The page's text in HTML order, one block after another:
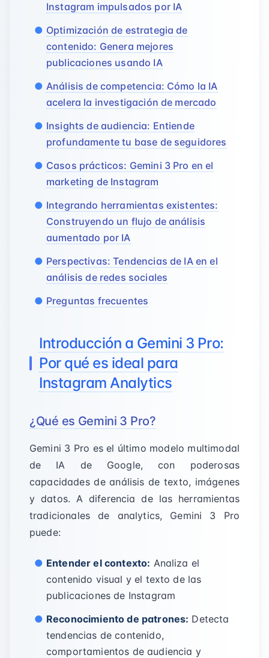
Instagram impulsados por IA
Optimización de estrategia de
contenido: Genera mejores
publicaciones usando IA
Análisis de competencia: Cómo la IA
acelera la investigación de mercado
Insights de audiencia: Entiende
profundamente tu base de seguidores
Casos prácticos: Gemini 3 Pro en el
marketing de Instagram
Integrando herramientas existentes:
Construyendo un flujo de análisis
aumentado por IA
Perspectivas: Tendencias de IA en el
análisis de redes sociales
Preguntas frecuentes
Introducción a Gemini 3 Pro:
Por qué es ideal para
Instagram Analytics
¿Qué es Gemini 3 Pro?
Gemini 3 Pro es el último modelo multimodal
de IA de Google, con poderosas
capacidades de análisis de texto, imágenes
y datos. A diferencia de las herramientas
tradicionales de analytics, Gemini 3 Pro
puede:
Entender el contexto: Analiza el
contenido visual y el texto de las
publicaciones de Instagram
Reconocimiento de patrones: Detecta
tendencias de contenido,
comportamientos de audiencia y